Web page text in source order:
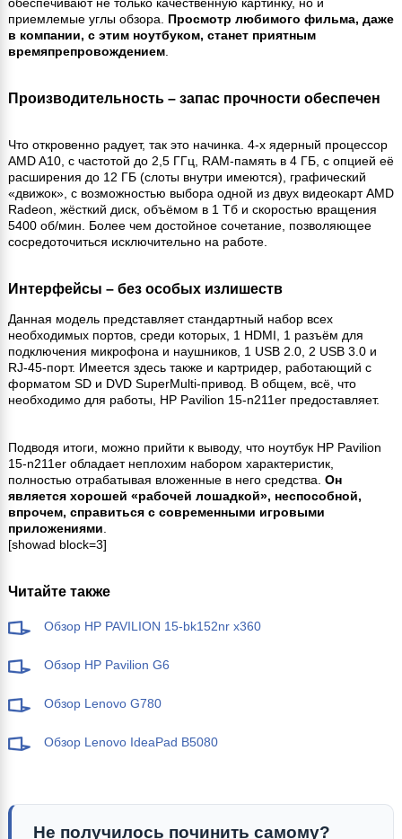
приемлемые углы обзора. Просмотр любимого фильма, даже
в компании, с этим ноутбуком, станет приятным
времяпрепровождением.
Производительность – запас прочности обеспечен
Что откровенно радует, так это начинка. 4-х ядерный процессор
AMD A10, с частотой до 2,5 ГГц, RAM-память в 4 ГБ, с опцией её
расширения до 12 ГБ (слоты внутри имеются), графический
«движок», с возможностью выбора одной из двух видеокарт AMD
Radeon, жёсткий диск, объёмом в 1 Тб и скоростью вращения
5400 об/мин. Более чем достойное сочетание, позволяющее
сосредоточиться исключительно на работе.
Интерфейсы – без особых излишеств
Данная модель представляет стандартный набор всех
необходимых портов, среди которых, 1 HDMI, 1 разъём для
подключения микрофона и наушников, 1 USB 2.0, 2 USB 3.0 и
RJ-45-порт. Имеется здесь также и картридер, работающий с
форматом SD и DVD SuperMulti-привод. В общем, всё, что
необходимо для работы, HP Pavilion 15-n211er предоставляет.
Подводя итоги, можно прийти к выводу, что ноутбук HP Pavilion
15-n211er обладает неплохим набором характеристик,
полностью отрабатывая вложенные в него средства. Он
является хорошей «рабочей лошадкой», неспособной,
впрочем, справиться с современными игровыми
приложениями
[showad block=3]
Читайте также
Обзор HP PAVILION 15-bk152nr x360
Обзор HP Pavilion G6
Обзор Lenovo G780
Обзор Lenovo IdeaPad B5080
Не получилось починить самому?